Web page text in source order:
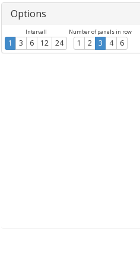
Options
Intervall
1 3 6 12 24
Number of panels in row
1 2 3 4 6